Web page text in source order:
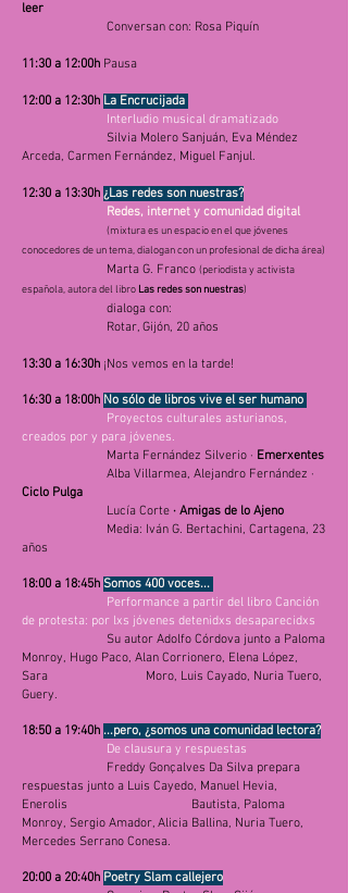
leer
Conversan con: Rosa Piquín
11:30 a 12:00h Pausa
12:00 a 12:30h La Encrucijada
Interludio musical dramatizado
Silvia Molero Sanjuán, Eva Méndez
Arceda, Carmen Fernández, Miguel Fanjul.
12:30 a 13:30h ¿Las redes son nuestras?
Redes, internet y comunidad digital
(mixtura es un espacio en el que jóvenes
conocedores de un tema, dialogan con un profesional de dicha área)
Marta G. Franco (periodista y activista
española, autora del libro Las redes son nuestras)
dialoga con:
Rotar, Gijón, 20 años
13:30 a 16:30h ¡Nos vemos en la tarde!
16:30 a 18:00h No sólo de libros vive el ser humano
Proyectos culturales asturianos,
creados por y para jóvenes.
Marta Fernández Silverio · Emerxentes
Alba Villarmea, Alejandro Fernández ·
Ciclo Pulga
Lucía Corte · Amigas de lo Ajeno
Media: Iván G. Bertachini, Cartagena, 23
años
18:00 a 18:45h Somos 400 voces...
Performance a partir del libro Canción
de protesta: por lxs jóvenes detenidxs desaparecidxs
Su autor Adolfo Córdova junto a Paloma
Monroy, Hugo Paco, Alan Corrionero, Elena López,
Sara Moro, Luis Cayado, Nuria Tuero,
Guery.
18:50 a 19:40h ...pero, ¿somos una comunidad lectora?
De clausura y respuestas
Freddy Gonçalves Da Silva prepara
respuestas junto a Luis Cayedo, Manuel Hevia,
Enerolis Bautista, Paloma
Monroy, Sergio Amador, Alicia Ballina, Nuria Tuero,
Mercedes Serrano Conesa.
20:00 a 20:40h Poetry Slam callejero